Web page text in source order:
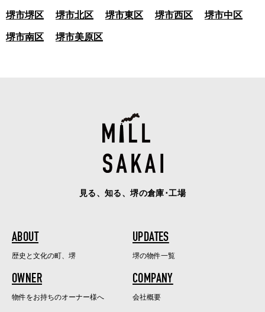
堺市堺区 堺市北区 堺市東区 堺市西区 堺市中区
堺市南区 堺市美原区
見る、知る、堺の倉庫･工場
ABOUT
歴史と文化の町、堺
UPDATES
堺の物件一覧
OWNER
物件をお持ちのオーナー様へ
COMPANY
会社概要